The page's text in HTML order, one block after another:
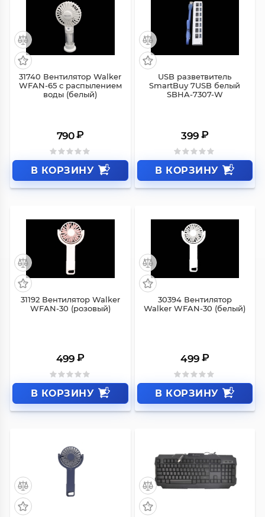
31740 Вентилятор Walker
WFAN-65 с распылением
воды (белый)
790 ₽
В КОРЗИНУ
USB разветвитель
SmartBuy 7USB белый
SBHA-7307-W
399 ₽
В КОРЗИНУ
31192 Вентилятор Walker
WFAN-30 (розовый)
499 ₽
В КОРЗИНУ
30394 Вентилятор
Walker WFAN-30 (белый)
499 ₽
В КОРЗИНУ